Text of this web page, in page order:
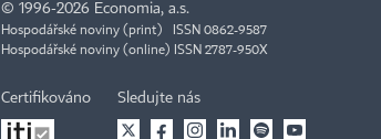
© 1996-2026 Economia, a.s.
Hospodářské noviny (print) ISSN 0862-9587
Hospodářské noviny (online) ISSN 2787-950X
Certifikováno Sledujte nás